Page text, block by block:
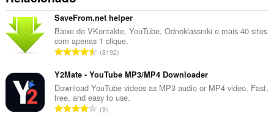
SaveFrom.net helper
Baixe do VKontakte, YouTube, Odnoklassniki e mais 40 sites
com apenas 1 clique.
N
m
e
r
o
8192
Y2Mate - YouTube MP3/MP4 Downloader
Download YouTube videos as MP3 audio or MP4 video. Fast,
free, and easy to use.
N9